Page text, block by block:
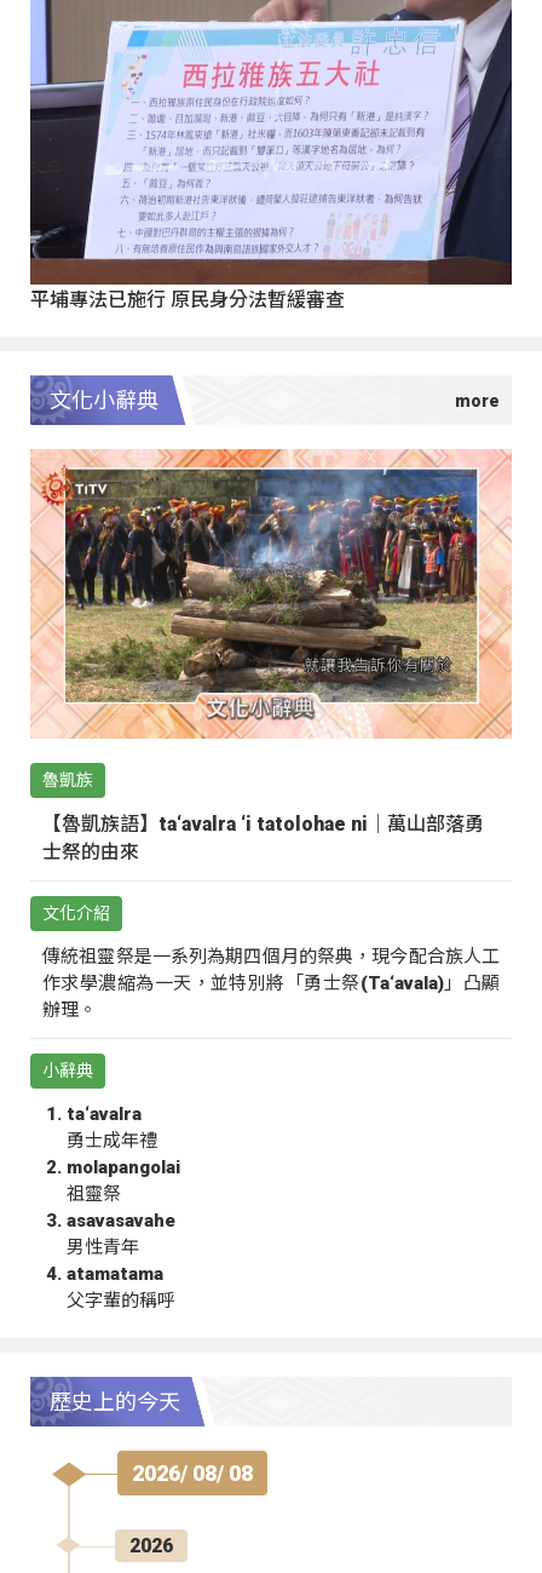
平埔專法已施行 原民身分法暫緩審查
文化小辭典
魯凱族
【魯凱族語】ta‘avalra ‘i tatolohae ni｜萬山部落勇
士祭的由來
文化介紹
傳統祖靈祭是一系列為期四個月的祭典，現今配合族人工
作求學濃縮為一天，並特別將「勇士祭(Ta‘avala)」凸顯
辦理。
小辭典
ta‘avalra
勇士成年禮
molapangolai
祖靈祭
asavasavahe
男性青年
atamatama
父字輩的稱呼
歷史上的今天
2026/ 08/ 08
2026